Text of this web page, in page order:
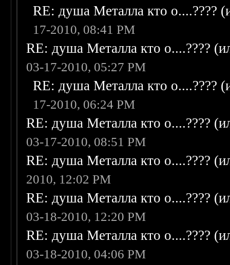
RE: душа Металла кто о....????
17-2010, 08:41 PM
RE: душа Металла кто о....????
03-17-2010, 05:27 PM
RE: душа Металла кто о....????
17-2010, 06:24 PM
RE: душа Металла кто о....????
03-17-2010, 08:51 PM
RE: душа Металла кто о....????
2010, 12:02 PM
RE: душа Металла кто о....????
03-18-2010, 12:20 PM
RE: душа Металла кто о....????
03-18-2010, 04:06 PM